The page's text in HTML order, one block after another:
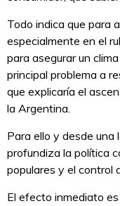
Todo indica que para
especialmente en el
para asegurar un
principal problema a
que explicaría el
la Argentina.
Para ello y desde
profundiza la política
populares y el control
El efecto inmediato